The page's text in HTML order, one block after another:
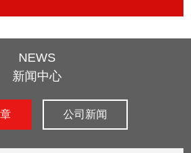
NEWS
新闻中心
公司新闻